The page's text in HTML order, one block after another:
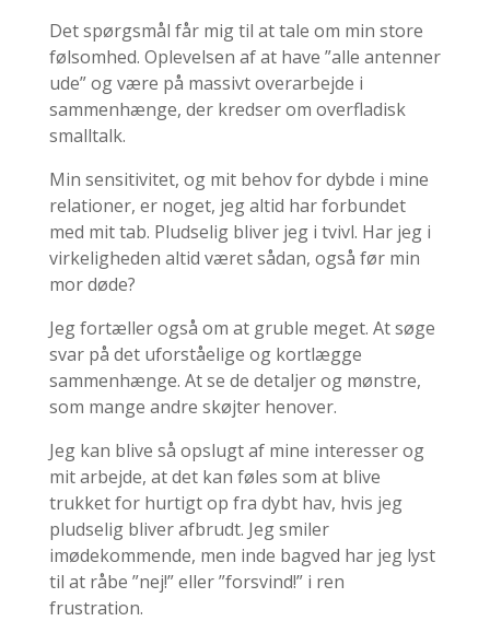
Det spørgsmål får mig til at tale om min store
følsomhed. Oplevelsen af at have ”alle antenner
ude” og være på massivt overarbejde i
sammenhænge, der kredser om overfladisk
smalltalk.
Min sensitivitet, og mit behov for dybde i mine
relationer, er noget, jeg altid har forbundet
med mit tab. Pludselig bliver jeg i tvivl. Har jeg i
virkeligheden altid været sådan, også før min
mor døde?
Jeg fortæller også om at gruble meget. At søge
svar på det uforståelige og kortlægge
sammenhænge. At se de detaljer og mønstre,
som mange andre skøjter henover.
Jeg kan blive så opslugt af mine interesser og
mit arbejde, at det kan føles som at blive
trukket for hurtigt op fra dybt hav, hvis jeg
pludselig bliver afbrudt. Jeg smiler
imødekommende, men inde bagved har jeg lyst
til at råbe ”nej!” eller ”forsvind!” i ren
frustration.